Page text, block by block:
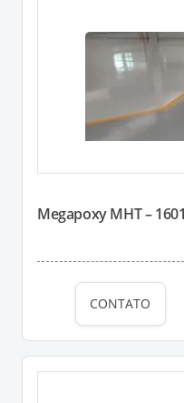
Megapoxy MHT –
CONTATO